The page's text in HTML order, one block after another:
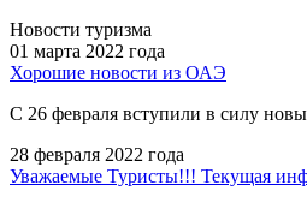
Новости туризма
01 марта 2022 года
Хорошие новости из ОАЭ
С 26 февраля вступили в силу
28 февраля 2022 года
Уважаемые Туристы!!! Текущая